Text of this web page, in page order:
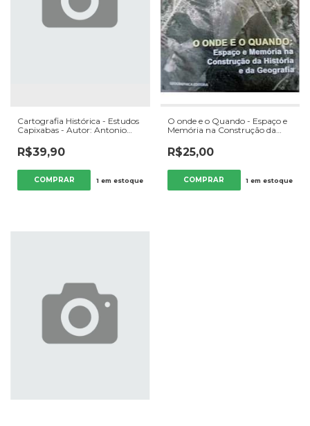
Cartografia Histórica - Estudos
Capixabas - Autor: Antonio
Paiva Reis (2013) [usado]
R$39,90
1em estoque
O onde e o Quando - Espaço e
Memória na Construção da
Angelo Adriano Faria de Assis e
Andre Luiz Lopes de Faria
R$25,00
1 em estoque